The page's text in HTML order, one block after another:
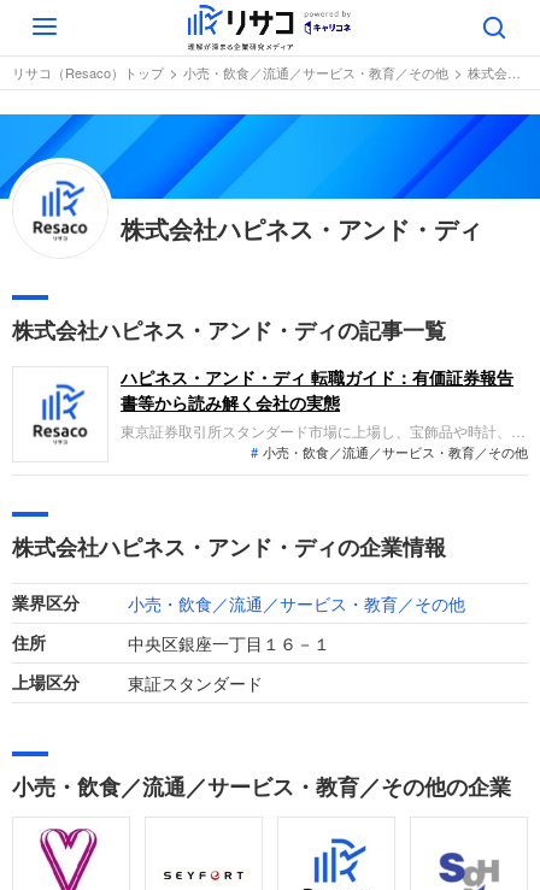
Toggle
navigation
リサコ（Resaco）トップ 小売・飲食／流通／サービス・教育／その他 株式会社ハピネス・アンド・ディ
株式会社ハピネス・アンド・ディ
株式会社ハピネス・アンド・ディの記事一覧
ハピネス・アンド・ディ 転職ガイド：有価証券報告
書等から読み解く会社の実態
東京証券取引所スタンダード市場に上場し、宝飾品や時計、バ
ッグなどを扱うブランドショップを運営する企業。主力事業の
収益性低下や不採算店舗の閉鎖等の影響により、売上高は減少
小売・飲食／流通／サービス・教育／その他
株式会社ハピネス・アンド・ディの企業情報
業界区分 小売・飲食／流通／サービス・教育／その他
住所 中央区銀座一丁目１６－１
上場区分 東証スタンダード
小売・飲食／流通／サービス・教育／その他の企業